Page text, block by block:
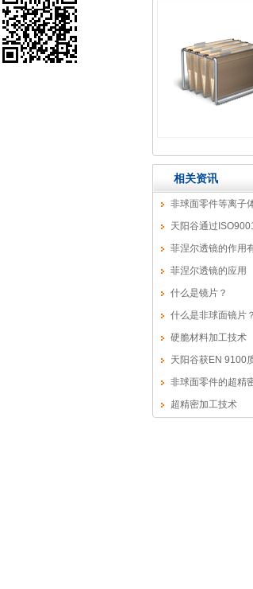
相关资讯
非球面零件等离子
天阳谷通过
菲涅尔透镜的作用
菲涅尔透镜的应用
什么是镜片？
什么是非球面镜片？
硬脆材料加工技术
天阳谷获EN 9100
面透镜的制造
非球面零件的超精
超精密加工技术